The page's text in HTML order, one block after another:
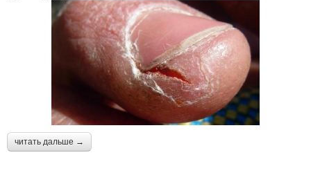
читать дальше →